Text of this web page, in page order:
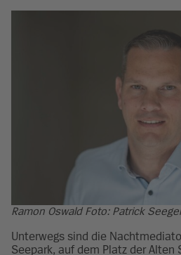
Ramon Oswald Foto: Patrick
Unterwegs sind die
Seepark, auf dem Platz der Alten